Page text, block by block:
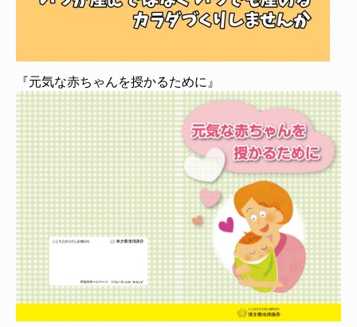
『元気な赤ちゃんを授かるために』